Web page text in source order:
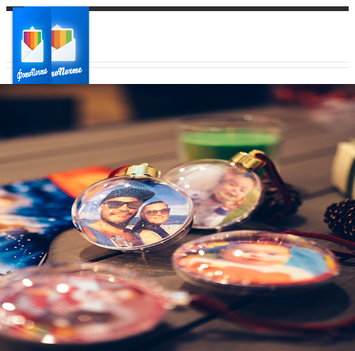
Ваш город:
Ваш регион доставки
Выберите из списка: